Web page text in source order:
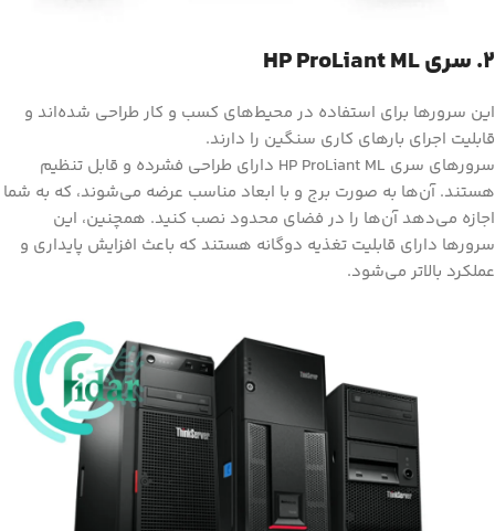
2. سری HP ProLiant ML
این سرورها برای استفاده در محیط‌های کسب و کار طراحی شده‌اند و
قابلیت اجرای بارهای کاری سنگین را دارند.
سرورهای سری HP ProLiant ML دارای طراحی فشرده و قابل تنظیم
هستند. آن‌ها به صورت برج و با ابعاد مناسب عرضه می‌شوند، که به شما
اجازه می‌دهد آن‌ها را در فضای محدود نصب کنید. همچنین، این
سرورها دارای قابلیت تغذیه دوگانه هستند که باعث افزایش پایداری و
عملکرد بالاتر می‌شود.